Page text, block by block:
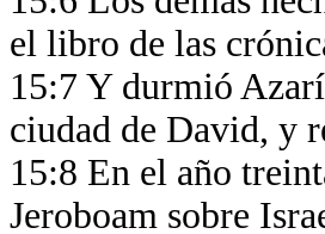
el libro de las
15:7 Y durmió
ciudad de David, y
15:8 En el año
Jeroboam sobre